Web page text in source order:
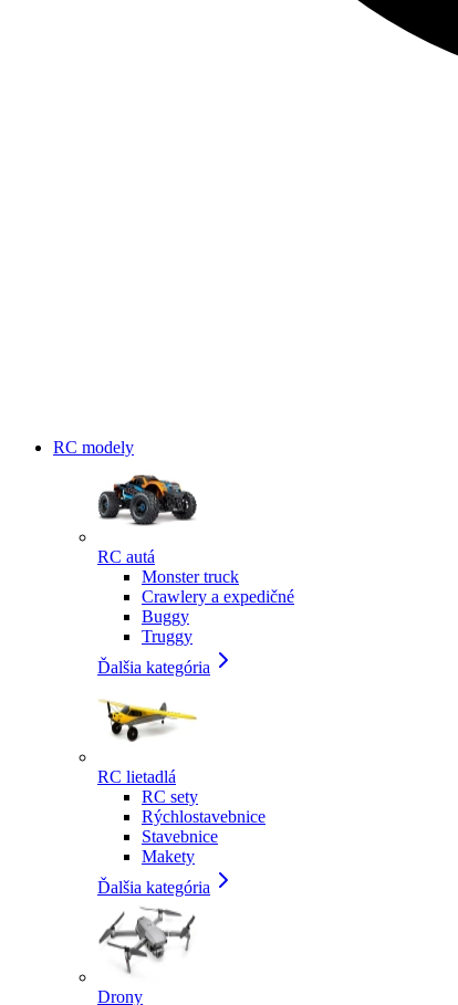
RC modely
RC autá
Monster truck
Crawlery a expedičné
Buggy
Truggy
Ďalšia kategória
RC lietadlá
RC sety
Rýchlostavebnice
Stavebnice
Makety
Ďalšia kategória
Drony